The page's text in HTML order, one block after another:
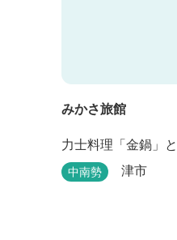
みかさ旅館
力士料理「金鍋」
中南勢 津市